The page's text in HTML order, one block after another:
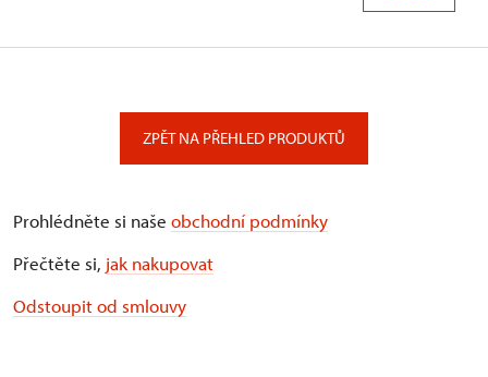
ZPĚT NA PŘEHLED PRODUKTŮ
Prohlédněte si naše obchodní podmínky
Přečtěte si, jak nakupovat
Odstoupit od smlouvy